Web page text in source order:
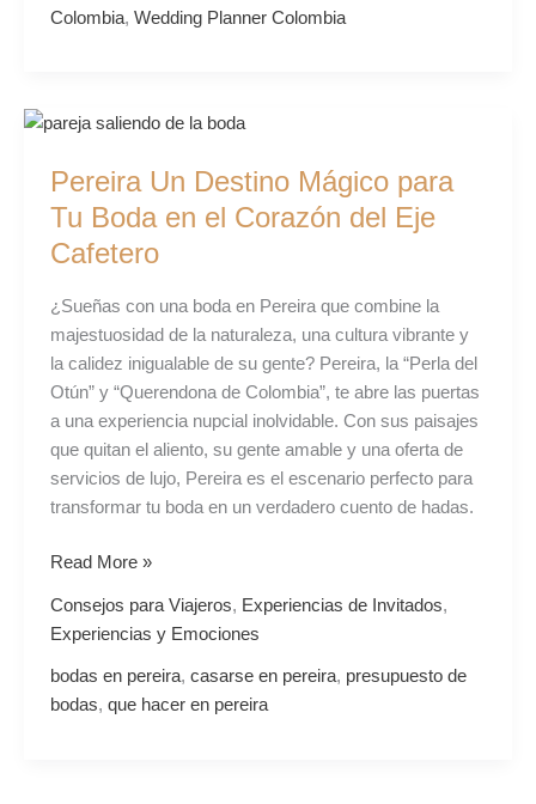
Colombia, Wedding Planner Colombia
Pereira Un Destino Mágico para
Tu Boda en el Corazón del Eje
Cafetero
¿Sueñas con una boda en Pereira que combine la
majestuosidad de la naturaleza, una cultura vibrante y
la calidez inigualable de su gente? Pereira, la “Perla del
Otún” y “Querendona de Colombia”, te abre las puertas
a una experiencia nupcial inolvidable. Con sus paisajes
que quitan el aliento, su gente amable y una oferta de
servicios de lujo, Pereira es el escenario perfecto para
transformar tu boda en un verdadero cuento de hadas.
Pereira
Destino
Mágico
Tu
Cafetero
Read More »
Consejos para Viajeros, Experiencias de Invitados,
Experiencias y Emociones
bodas en pereira, casarse en pereira, presupuesto de
bodas, que hacer en pereira